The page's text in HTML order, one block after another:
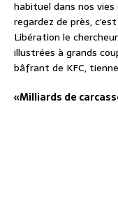
habituel dans nos
regardez de près,
Libération le
illustrées à grands
bâfrant de KFC,
«Milliards de